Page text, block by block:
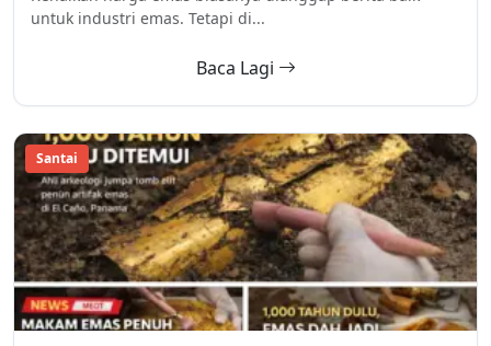
untuk industri emas. Tetapi di...
Baca Lagi
Santai